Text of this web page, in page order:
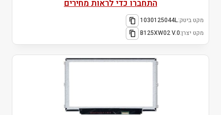
התחברו כדי לראות מחירים
מקט ביטק:1030125044L
מקט יצרן:B125XW02 V.0